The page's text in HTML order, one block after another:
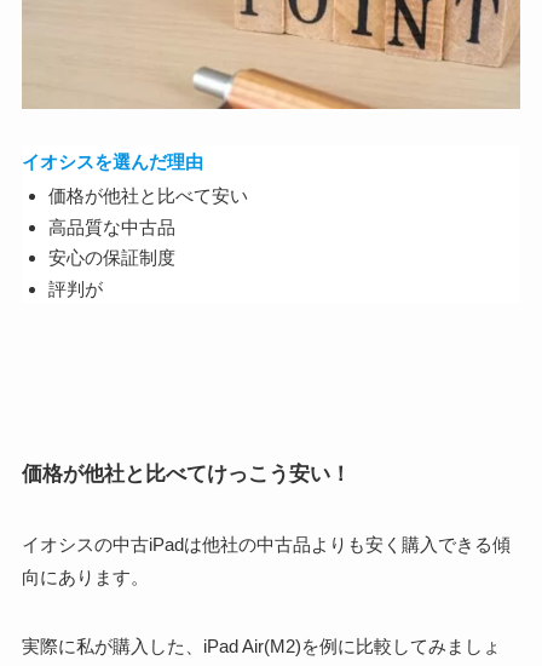
イオシスを選んだ理由
価格が他社と比べて安い
高品質な中古品
安心の保証制度
評判が
価格が他社と比べてけっこう安い！
イオシスの中古iPadは他社の中古品よりも安く購入できる傾
向にあります。
実際に私が購入した、iPad Air(M2)を例に比較してみましょ